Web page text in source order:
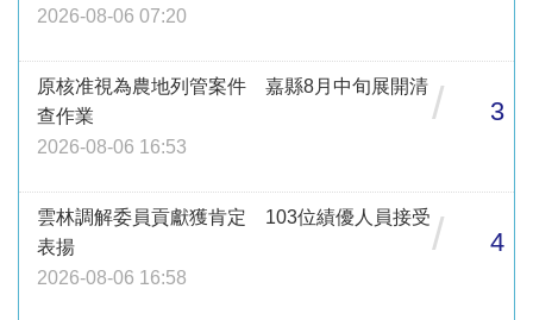
2026-08-06 07:20
原核准視為農地列管案件 嘉縣8月中旬展開清
查作業
2026-08-06 16:53
/ 3
雲林調解委員貢獻獲肯定 103位績優人員接受
表揚
2026-08-06 16:58
/ 4